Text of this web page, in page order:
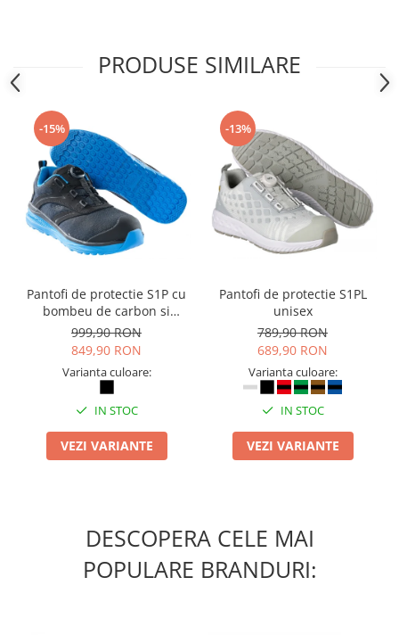
Caiete si blocnotesuri
personalizate
Stampile, tusiere si tus
Protectia muncii si Imbracaminte
Imbracaminte
Tricouri
Bluze & Pulovere
Camasi
Pantaloni cu pieptar
Hanorace
Impermeabile
Incaltaminte de lucru si protectie
Manusi de protectie
Casti de protectie
PRODUSE SIMILARE
-15%
Pantofi de protectie S1P cu
bombeu de carbon si
inchidere BOAÂ® Fit
999,90 RON
849,90 RON
Varianta culoare:
IN STOC
VEZI VARIANTE
-13%
Pantofi de protectie S1PL
unisex
789,90 RON
689,90 RON
Varianta culoare:
IN STOC
VEZI VARIANTE
DESCOPERA CELE MAI
POPULARE BRANDURI: